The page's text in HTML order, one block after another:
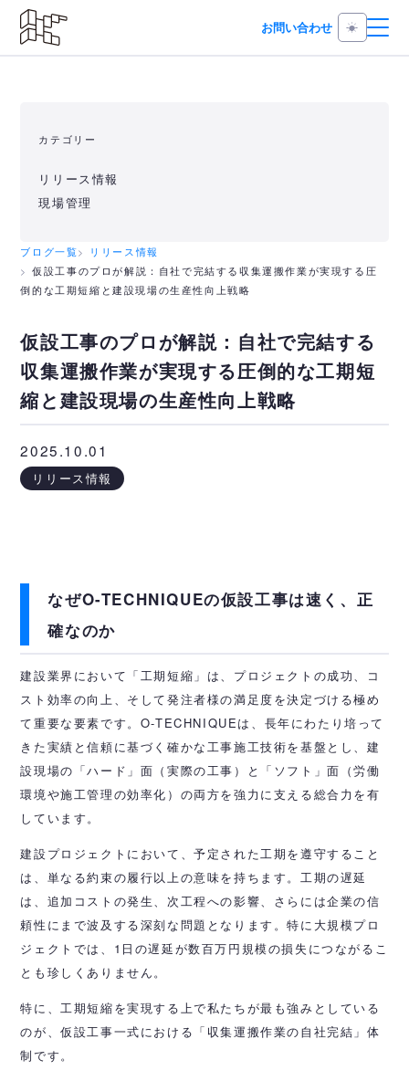
お問い合わせ
ブログ一覧
リリース情報
仮設工事のプロが解説：自社で完結する収集運搬作業が実現する圧
倒的な工期短縮と建設現場の生産性向上戦略
仮設工事のプロが解説：自社で完結する
収集運搬作業が実現する圧倒的な工期短
縮と建設現場の生産性向上戦略
2025.10.01
リリース情報
なぜO-TECHNIQUEの仮設工事は速く、正
確なのか
建設業界において「工期短縮」は、プロジェクトの成功、コ
スト効率の向上、そして発注者様の満足度を決定づける極め
て重要な要素です。O-TECHNIQUEは、長年にわたり培って
きた実績と信頼に基づく確かな工事施工技術を基盤とし、建
設現場の「ハード」面（実際の工事）と「ソフト」面（労働
環境や施工管理の効率化）の両方を強力に支える総合力を有
しています。
建設プロジェクトにおいて、予定された工期を遵守すること
は、単なる約束の履行以上の意味を持ちます。工期の遅延
は、追加コストの発生、次工程への影響、さらには企業の信
頼性にまで波及する深刻な問題となります。特に大規模プロ
ジェクトでは、1日の遅延が数百万円規模の損失につながるこ
とも珍しくありません。
特に、工期短縮を実現する上で私たちが最も強みとしている
のが、仮設工事一式における「収集運搬作業の自社完結」体
制です。
カテゴリー
リリース情報
現場管理